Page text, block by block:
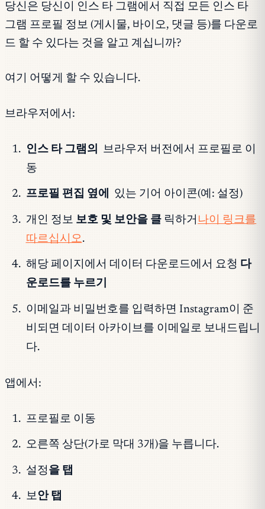
당신은 당신이 인스 타 그램에서 직접 모든 인스 타
그램 프로필 정보 (게시물, 바이오, 댓글 등)를 다운로
드 할 수 있다는 것을 알고 계십니까?
여기 어떻게 할 수 있습니다.
브라우저에서:
인스 타 그램의
브라우저 버전에서 프로필로 이
동
프로필 편집 옆에 있는 기어 아이콘(예: 설정)
개인 정보 보호 및 보안을 클 릭하거 나이 링크를
따르십시오.
해당 페이지에서 데이터 다운로드에서 요청 다
운로드를 누르기
이메일과 비밀번호를 입력하면 Instagram이 준
비되면 데이터 아카이브를 이메일로 보내드립니
다.
앱에서:
프로필로 이동
오른쪽 상단(가로 막대 3개)을 누릅니다.
설정을 탭
보안 탭